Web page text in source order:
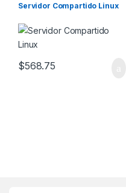
Servidor Compartido Linux
$568.75